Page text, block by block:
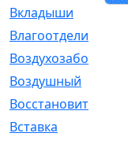
Вкладыши
Влагоотделитель
Воздухозаборник
Воздушный
Восстановительный
Вставка